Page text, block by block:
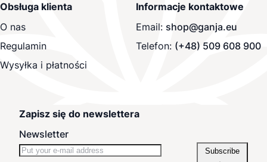
Obsługa klienta
O nas
Regulamin
Wysyłka i płatności
Informacje kontaktowe
Email: shop@ganja.eu
Telefon: (+48) 509 608 900
Zapisz się do newslettera
Newsletter
Subscribe